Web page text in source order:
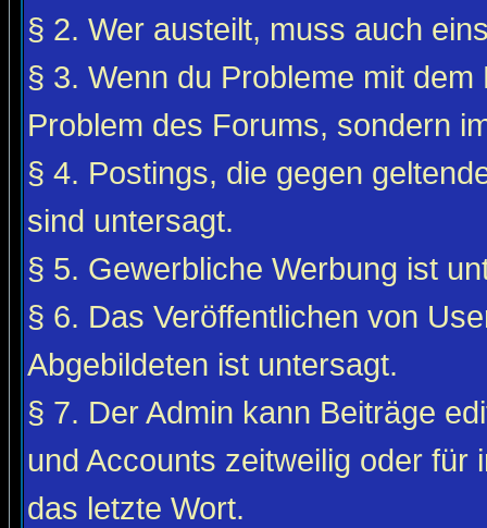
§ 2. Wer austeilt, muss auch
§ 3. Wenn du Probleme mit
Problem des Forums, sondern
§ 4. Postings, die gegen
sind untersagt.
§ 5. Gewerbliche Werbung ist
§ 6. Das Veröffentlichen von
Abgebildeten ist untersagt.
§ 7. Der Admin kann Beiträge
und Accounts zeitweilig oder
das letzte Wort.